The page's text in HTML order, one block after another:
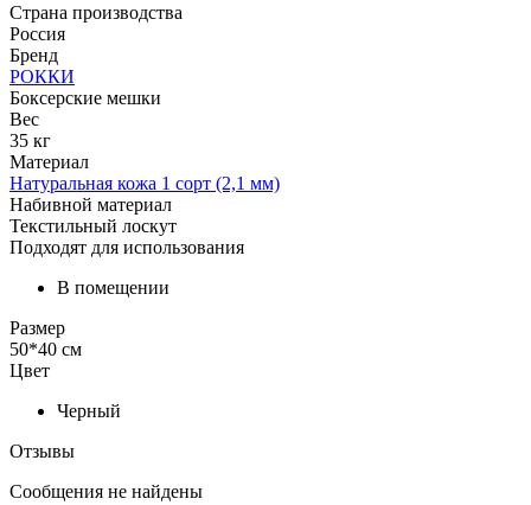
Страна производства
Россия
Бренд
РОККИ
Боксерские мешки
Вес
35 кг
Материал
Натуральная кожа 1 сорт (2,1 мм)
Набивной материал
Текстильный лоскут
Подходят для использования
В помещении
Размер
50*40 см
Цвет
Черный
Отзывы
Сообщения не найдены